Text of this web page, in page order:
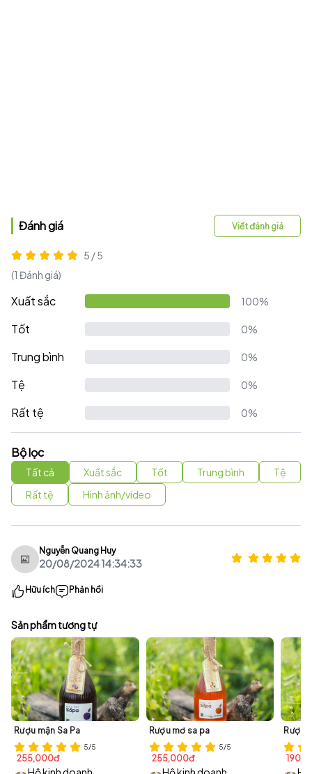
Đánh giá Viết đánh giá
5 / 5
(1 Đánh giá)
Xuất sắc 100%
Tốt 0%
Trung bình 0%
Tệ 0%
Rất tệ 0%
Bộ lọc
Tất cả Xuất sắc Tốt Trung bình
Tệ
Rất tệ
Hình ảnh/video
Nguyễn Quang Huy
20/08/2024 14:34:33
Hữu ích Phản hồi
Sản phẩm tương tự
Rượu mận Sa Pa
5/5
255,000đ
Rượu mơ sa pa
5/5
255,000đ
Rượu